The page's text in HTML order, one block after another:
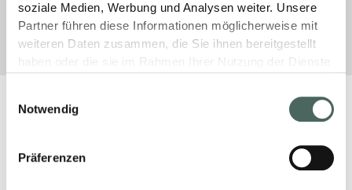
soziale Medien, Werbung und Analysen weiter. Unsere
Partner führen diese Informationen möglicherweise mit
weiteren Daten zusammen, die Sie ihnen bereitgestellt
haben oder die sie im Rahmen Ihrer Nutzung der Dienste
Notwendig
Präferenzen
3. April 2025 Keine Kommentare